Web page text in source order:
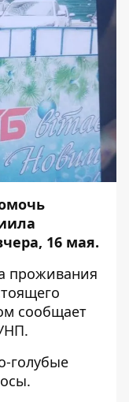
16 мая.
проживания
сообщает
голубые